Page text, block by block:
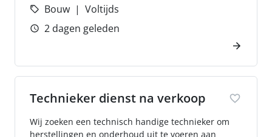
Bouw
Voltijds
2 dagen geleden
Technieker dienst na verkoop
Wij zoeken een technisch handige technieker om
herstellingen en onderhoud uit te voeren aan